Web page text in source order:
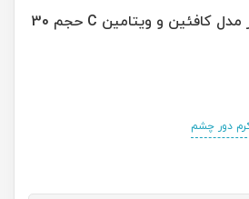
سرم دور چشم ویتالیر مدل کافئین و ویتامین C حجم 30
دور چشم